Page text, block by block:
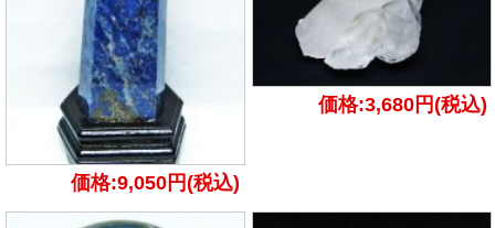
価格:9,050円(税込)
価格:3,680円(税込)